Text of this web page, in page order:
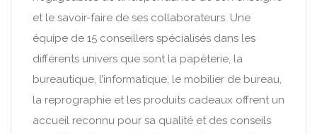
et le savoir-faire de ses collaborateurs. Une
équipe de 15 conseillers spécialisés dans les
différents univers que sont la papèterie, la
bureautique, l’informatique, le mobilier de bureau,
la reprographie et les produits cadeaux offrent un
accueil reconnu pour sa qualité et des conseils